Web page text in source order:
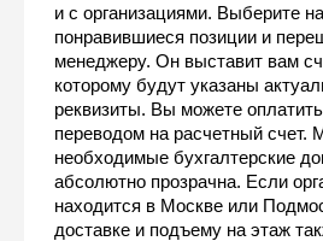
и с организациями. Выберите
понравившиеся позиции и
менеджеру. Он выставит вам
которому будут указаны
реквизиты. Вы можете
переводом на расчетный
необходимые бухгалтерские
абсолютно прозрачна. Если
находится в Москве или
доставке и подъему на этаж